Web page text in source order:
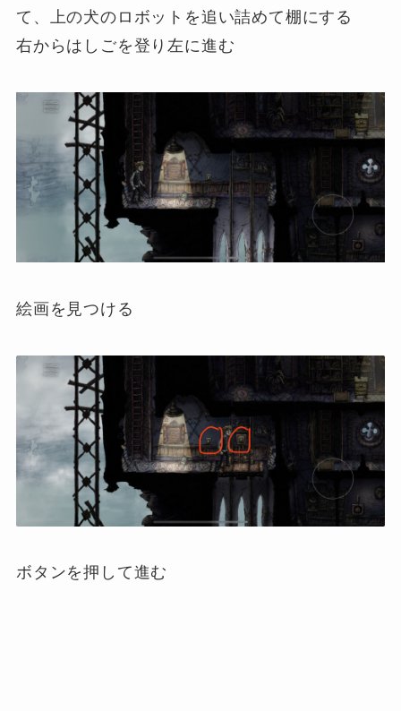
て、上の犬のロボットを追い詰めて棚にする
右からはしごを登り左に進む
絵画を見つける
ボタンを押して進む